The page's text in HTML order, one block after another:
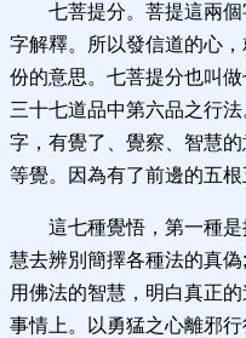
七菩提分。菩提這兩
字解釋。所以發信道的心
份的意思。七菩提分也叫
三十七道品中第六品之行
字，有覺了、覺察、智慧
等覺。因為有了前邊的五
這七種覺悟，第一種
慧去辨別簡擇各種法的真
用佛法的智慧，明白真正
事情上。以勇猛之心離邪